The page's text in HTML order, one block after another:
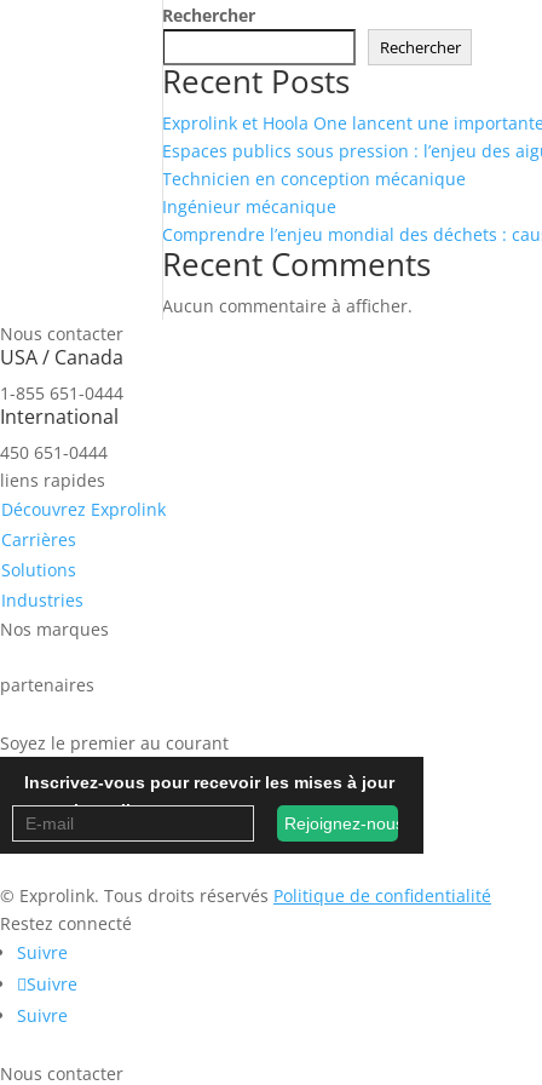
Rechercher
Rechercher
Recent Posts
Exprolink et Hoola One lancent une
Espaces publics sous pression : l’enjeu des
Technicien en conception mécanique
Ingénieur mécanique
Comprendre l’enjeu mondial des déchets :
Recent Comments
Aucun commentaire à afficher.
Nous contacter
USA / Canada
1-855 651-0444
International
450 651-0444
liens rapides
Découvrez Exprolink
Carrières
Solutions
Industries
Nos marques
partenaires
Soyez le premier au courant
Inscrivez-vous pour recevoir les mises à jour
occasionnelles
© Exprolink. Tous droits réservés Politique de confidentialité
Restez connecté
Suivre
Suivre
Suivre
Nous contacter